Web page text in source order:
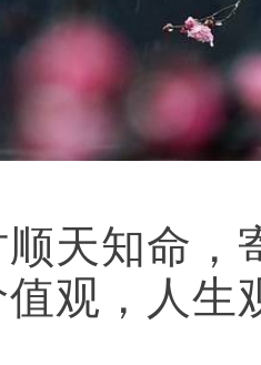
天知命，
观，人